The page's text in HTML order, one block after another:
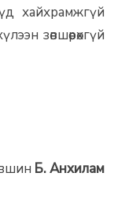
хайхрамжгүй
зөвшөөрөхгүй
Б. Анхилам